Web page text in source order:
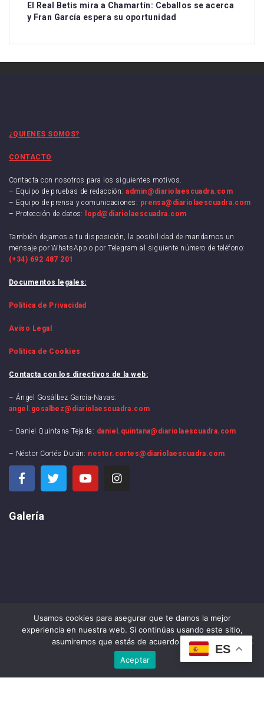
El Real Betis mira a Chamartín: Ceballos se acerca
y Fran García espera su oportunidad
¿QUIENES SOMOS?
CONTACTO
Contacta con nosotros para los siguientes motivos.
– Equipo de pruebas de redacción:admin@diariolaescuadra.com
– Equipo de prensa y comunicaciones: prensa@diariolaescuadra.com
– Protección de datos:
lopd@diariolaescuadra.com
También dejamos a tu disposición, la posibilidad de mandarnos un
mensaje por WhatsApp o por Telegram al siguiente número de teléfono:
(+34) 692 487 201
Documentos legales:
Política de Privacidad
Aviso Legal
Política de Cookies
Contacta con los directivos de la web:
– Ángel Gosálbez García-Navas:
angel.gosalbez@diariolaescuadra.com
– Daniel Quintana Tejada: daniel.quintana@diariolaescuadra.com
– Néstor Cortés Durán: nestor.cortes@diariolaescuadra.com
Galería
ES
Usamos cookies para asegurar que te damos la mejor
experiencia en nuestra web. Si continúas usando este sitio,
asumiremos que estás de acuerdo con ello.
Aceptar